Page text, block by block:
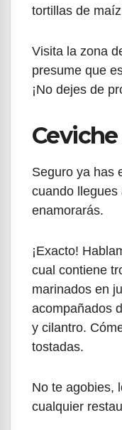
tortillas de
Visita la zona
presume que
¡No dejes de
Seguro ya has
cuando
enamorarás.
¡Exacto!
cual contiene
marinados en
acompañados
y cilantro.
tostadas.
No te agobies,
cualquier